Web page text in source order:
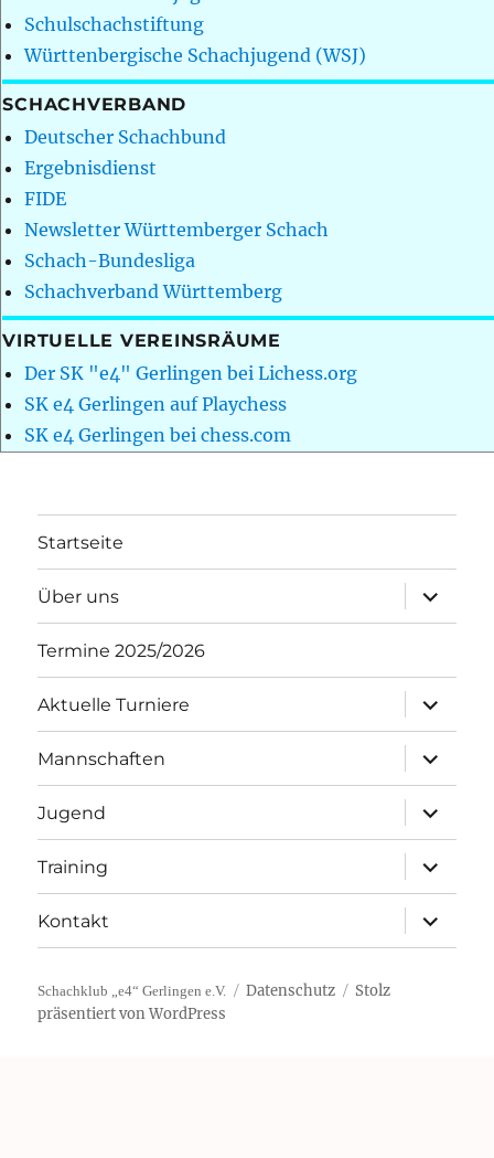
Schulschachstiftung
Württenbergische Schachjugend (WSJ)
SCHACHVERBAND
Deutscher Schachbund
Ergebnisdienst
FIDE
Newsletter Württemberger Schach
Schach-Bundesliga
Schachverband Württemberg
VIRTUELLE VEREINSRÄUME
Der SK "e4" Gerlingen bei Lichess.org
SK e4 Gerlingen auf Playchess
SK e4 Gerlingen bei chess.com
Startseite
Über uns
öffnen
Termine 2025/2026
Aktuelle Turniere
öffnen
Mannschaften
öffnen
Jugend
öffnen
Training
öffnen
Kontakt
öffnen
Schachklub „e4“ Gerlingen e.V. Datenschutz
Stolz
präsentiert von WordPress